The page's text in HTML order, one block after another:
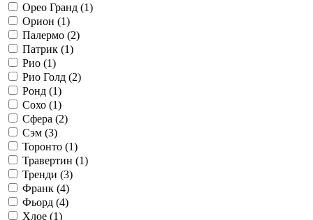
Орео Гранд (1)
Орион (1)
Палермо (2)
Патрик (1)
Рио (1)
Рио Голд (2)
Ронд (1)
Сохо (1)
Сфера (2)
Сэм (3)
Торонто (1)
Травертин (1)
Тренди (3)
Франк (4)
Фьорд (4)
Хлое (1)